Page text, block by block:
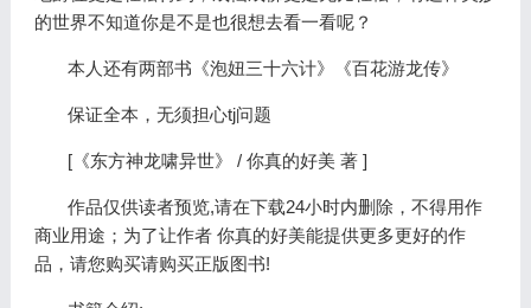
的世界不知道你是不是也很想去看一看呢？
本人还有两部书《泡妞三十六计》《百花游龙传》
保证全本，无须担心tj问题
[《东方神龙啸异世》 / 你真的好美 著 ]
作品仅供读者预览,请在下载24小时内删除，不得用作
商业用途；为了让作者 你真的好美能提供更多更好的作
品，请您购买请购买正版图书!